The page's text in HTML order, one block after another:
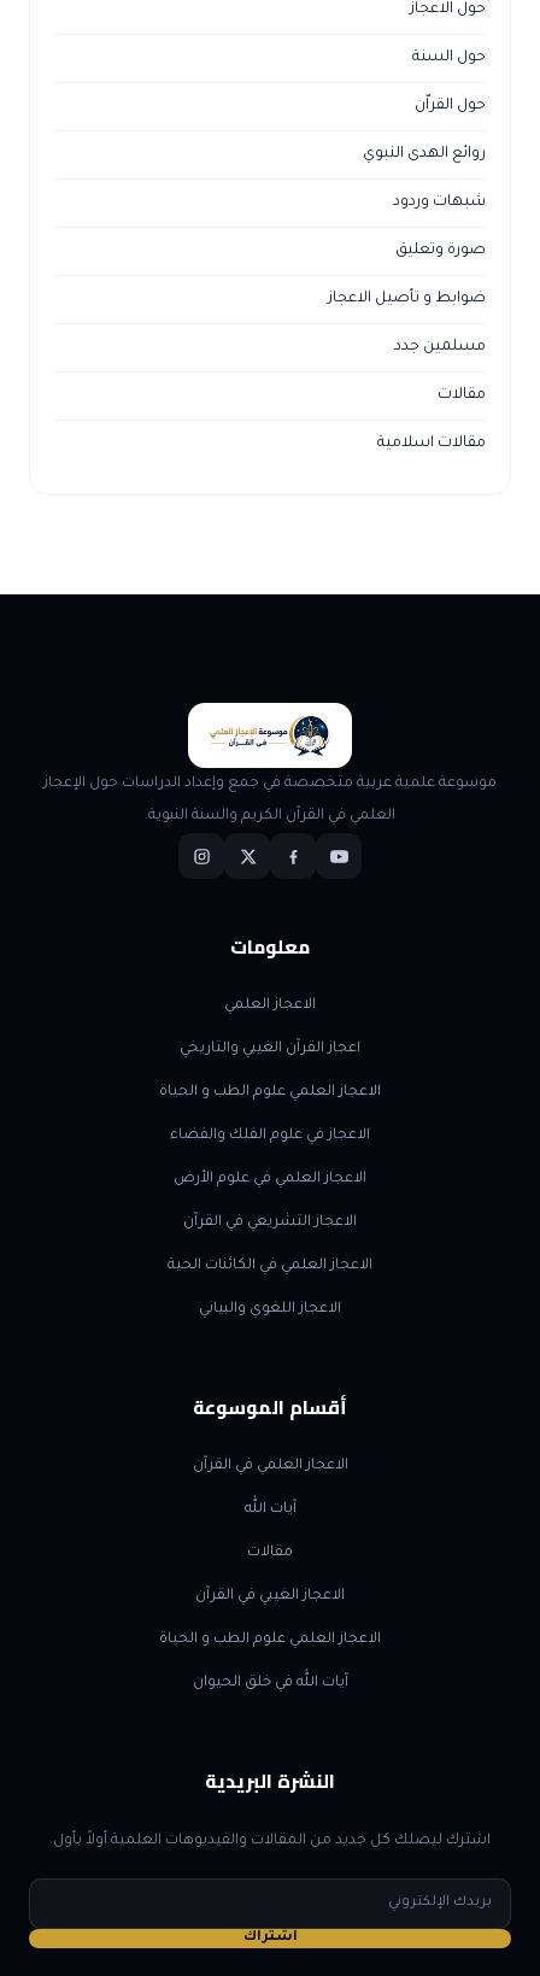
حول الاعجاز
حول السنة
حول القراّن
روائع الهدى النبوي
شبهات وردود
صورة وتعليق
ضوابط و تأصيل الاعجاز
مسلمين جدد
مقالات
مقالات اسلامية
موسوعة علمية عربية متخصصة في جمع وإعداد الدراسات حول الإعجاز
العلمي في القرآن الكريم والسنة النبوية.
معلومات
الاعجاز العلمي
اعجاز القرآن الغيبي والتاريخي
الاعجاز العلمي علوم الطب و الحياة
الاعجاز في علوم الفلك والفضاء
الاعجاز العلمي في علوم الأرض
الاعجاز التشريعي في القرآن
الاعجاز العلمي في الكائنات الحية
الاعجاز اللغوي والبياني
أقسام الموسوعة
الاعجاز العلمي في القرآن
آيات الله
مقالات
الاعجاز الغيبي في القرآن
الاعجاز العلمي علوم الطب و الحياة
آيات الله في خلق الحيوان
النشرة البريدية
اشترك ليصلك كل جديد من المقالات والفيديوهات العلمية أولاً بأول.
البريد
الإلكتروني
اشتراك